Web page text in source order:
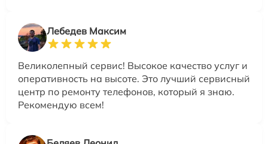
Лебедев Максим
Великолепный сервис! Высокое качество услуг и
оперативность на высоте. Это лучший сервисный
центр по ремонту телефонов, который я знаю.
Рекомендую всем!